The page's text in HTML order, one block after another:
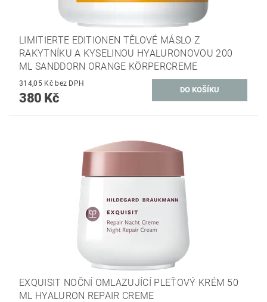
LIMITIERTE EDITIONEN TĚLOVÉ MÁSLO Z
RAKYTNÍKU A KYSELINOU HYALURONOVOU 200
ML SANDDORN ORANGE KÖRPERCREME
314,05 Kč bez DPH
380 Kč
EXQUISIT NOČNÍ OMLAZUJÍCÍ PLEŤOVÝ KRÉM 50
ML HYALURON REPAIR CREME